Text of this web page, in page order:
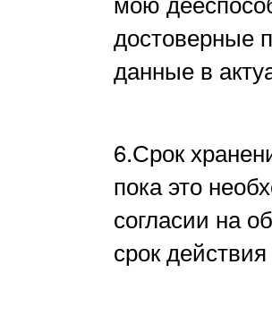
достоверные
данные в
6.Срок
пока это
согласии на
срок